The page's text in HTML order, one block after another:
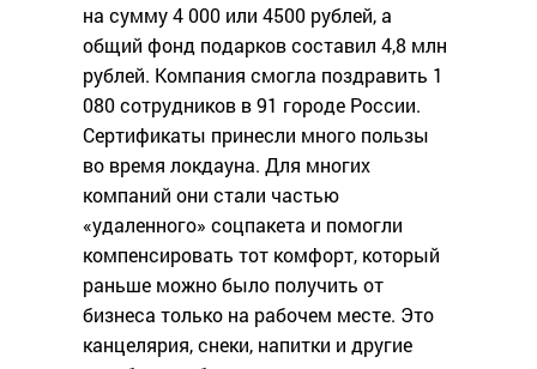
на сумму 4 000 или 4500 рублей, а
общий фонд подарков составил 4,8 млн
рублей. Компания смогла поздравить 1
080 сотрудников в 91 городе России.
Сертификаты принесли много пользы
во время локдауна. Для многих
компаний они стали частью
«удаленного» соцпакета и помогли
компенсировать тот комфорт, который
раньше можно было получить от
бизнеса только на рабочем месте. Это
канцелярия, снеки, напитки и другие